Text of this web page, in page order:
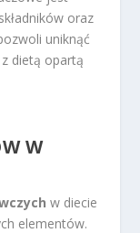
oraz
uniknąć
dietą opartą
W
w diecie
elementów.